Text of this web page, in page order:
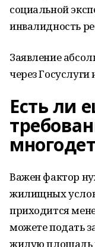
социальной
инвалидность
Заявление
через
Есть ли
Важен фактор
жилищных
приходится
можете подать
жилую площадь